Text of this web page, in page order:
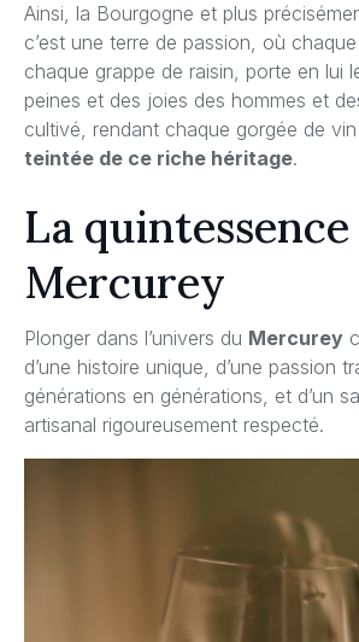
Ainsi, la Bourgogne et plus
c’est une terre de passion, où
chaque grappe de raisin, porte en lui
peines et des joies des hommes et
cultivé, rendant chaque gorgée de vin
teintée de ce riche héritage.
La
Mercurey
Plonger dans l’univers du Mercurey
d’une histoire unique, d’une passion
générations en générations, et d’un
artisanal rigoureusement respecté.